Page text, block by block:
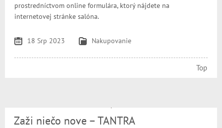
prostredníctvom online formulára, ktorý nájdete na
internetovej stránke salóna.
18 Srp 2023 Nakupovanie
Top
Zaži niečo nove – TANTRA